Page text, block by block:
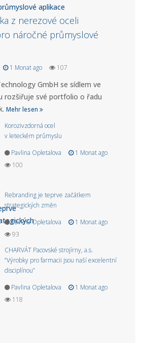
z nerezové oceli
náročné průmyslové
1 Monat ago 107
GmbH se sídlem ve
rozšiřuje své portfolio o řadu
Mehr lesen
Korozivzdorná ocel
v leteckém průmyslu
Pavlina Opletalova
1 Monat ago
100
Rebranding je teprve začátkem
strategických změn
Pavlina Opletalova
1 Monat ago
93
CHARVÁT Pacovské strojírny, a.s.
“Výrobky pro farmacii jsou naší excelentní
disciplínou”
Pavlina Opletalova
1 Monat ago
118